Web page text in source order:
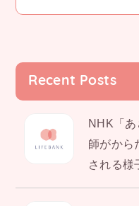
Recent Posts
NHK「
師がから
される様